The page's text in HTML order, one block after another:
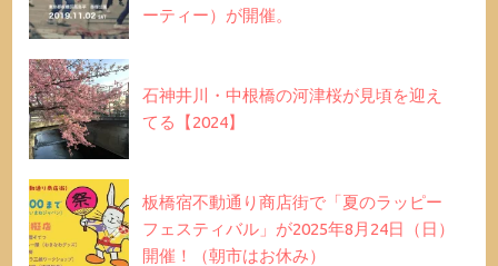
ーティー）が開催。
石神井川・中根橋の河津桜が見頃を迎え
てる【2024】
板橋宿不動通り商店街で「夏のラッピー
フェスティバル」が2025年8月24日（日）
開催！（朝市はお休み）